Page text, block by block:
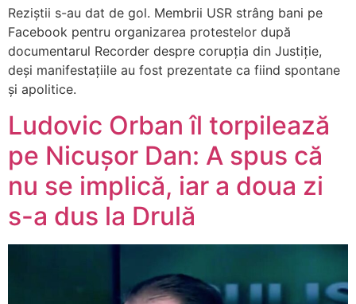
Reziștii s-au dat de gol. Membrii USR strâng bani pe
Facebook pentru organizarea protestelor după
documentarul Recorder despre corupția din Justiție,
deși manifestațiile au fost prezentate ca fiind spontane
și apolitice.
Ludovic Orban îl torpilează
pe Nicușor Dan: A spus că
nu se implică, iar a doua zi
s-a dus la Drulă